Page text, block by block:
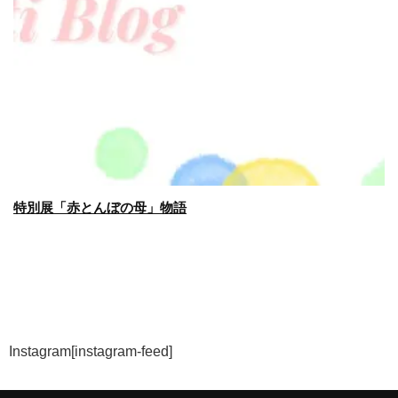
特別展「赤とんぼの母」物語
Instagram[instagram-feed]